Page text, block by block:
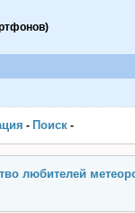
- Поиск -
любителей